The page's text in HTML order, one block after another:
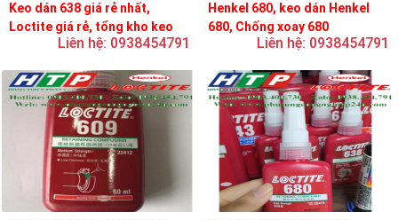
Keo dán 638 giá rẻ nhất,
Loctite giá rẻ, tổng kho keo
Liên hệ: 0938454791
Henkel 680, keo dán Henkel
680, Chống xoay 680
Liên hệ: 0938454791